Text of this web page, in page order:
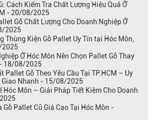
Cách Kiểm Tra Chất Lượng Hiệu Quả Ở
- 20/08/2025
Gỗ Chất Lượng Cho Doanh Nghiệp Ở
2025
Thùng Kiện Gỗ Pallet Uy Tín tại Hóc Môn,
2025
Ở Hóc Môn Nên Chọn Pallet Gỗ Thay
18/08/2025
Pallet Gỗ Theo Yêu Cầu Tại TP.HCM – Uy
Giao Nhanh - 15/08/2025
Hóc Môn – Giải Pháp Tiết Kiệm Cho Doanh
Gỗ Pallet Cũ Giá Cao Tại Hóc Môn -